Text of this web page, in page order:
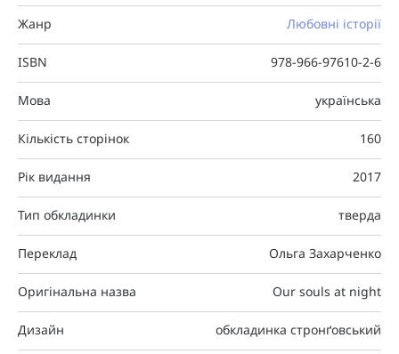
Жанр Любовні історії
ISBN 978-966-97610-2-6
Мова українська
Кількість сторінок 160
Рік видання 2017
Тип обкладинки тверда
Переклад Ольга Захарченко
Оригінальна назва Our souls at night
Дизайн обкладинка cтронґовський